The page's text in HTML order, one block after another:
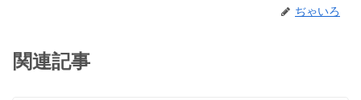
ぢゃいろ
関連記事